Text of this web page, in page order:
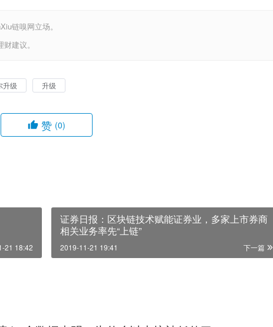
链嗅网立场。
建议。
升级 升级
赞 (0)
21 18:42
证券日报：区块链技术赋能证券业，多家上市券商
相关业务率先“上链”
下一篇
2019-11-21 19:41